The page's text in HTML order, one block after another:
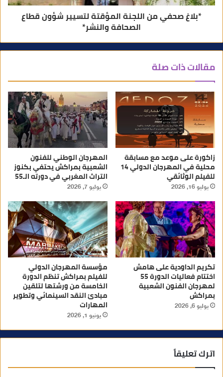
*بلاغ صحفي من اللجنة المؤقتة لتسيير شؤون قطاع
الصحافة والنشر*
مقالات ذات صلة
زاكورة على موعد مع مسابقة
محلية في المهرجان الدولي 14
للفيلم الوثائقي
يوليو 16, 2026
المهرجان الوطني للفنون
الشعبية بمراكش يحتفي بكنوز
التراث المغربي في دورته الـ55
يوليو 7, 2026
تكريم الداودية على هامش
اختتام فعاليات الدورة 55
لمهرجان الفنون الشعبية
بمراكش
يوليو 6, 2026
مؤسسة المهرجان الدولي
للفيلم بمراكش تنظم الدورة
الخامسة من ورشتها لتلقين
مبادئ النقد السينمائي وتطوير
المهارات
يونيو 1, 2026
اترك تعليقاً